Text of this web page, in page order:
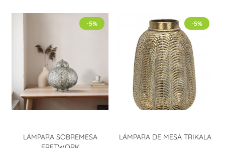
LÁMPARA SOBREMESA
-5%
LÁMPARA DE MESA TRIKALA
-5%